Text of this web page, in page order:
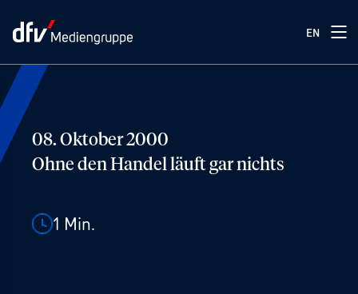
EN
08. Oktober 2000
Ohne den Handel läuft gar nichts
1 Min.